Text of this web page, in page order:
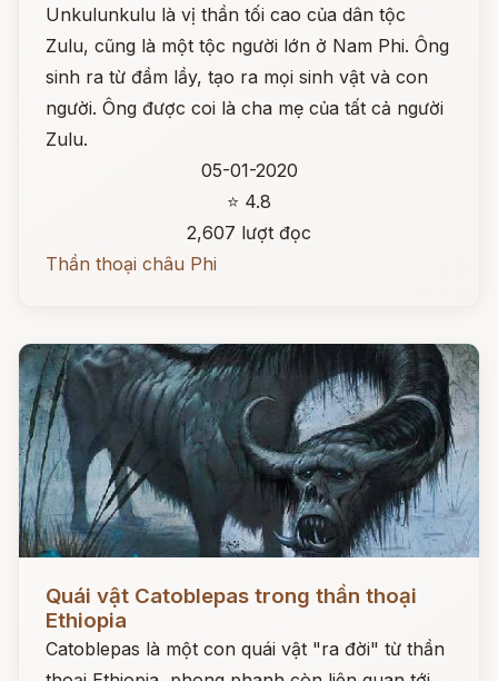
Unkulunkulu là vị thần tối cao của dân tộc
Zulu, cũng là một tộc người lớn ở Nam Phi. Ông
sinh ra từ đầm lầy, tạo ra mọi sinh vật và con
người. Ông được coi là cha mẹ của tất cả người
Zulu.
05-01-2020
⭐ 4.8
2,607 lượt đọc
Thần thoại châu Phi
Quái vật Catoblepas trong thần thoại
Ethiopia
Catoblepas là một con quái vật "ra đời" từ thần